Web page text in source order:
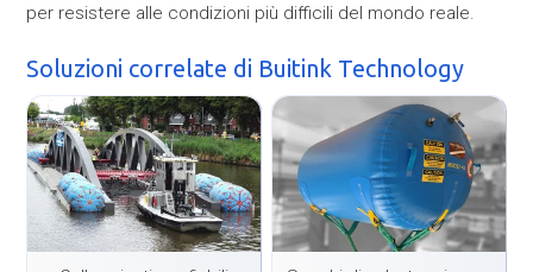
per resistere alle condizioni più difficili del mondo reale.
Soluzioni correlate di Buitink Technology